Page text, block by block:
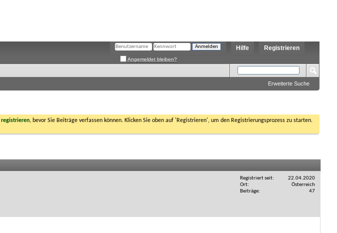
Registrieren
Hilfe
Angemeldet bleiben?
Erweiterte Suche
registrieren, bevor Sie Beiträge verfassen können. Klicken Sie oben auf 'Registrieren', um den Registrierungsprozess zu starten.
Registriert seit
22.04.2020
Ort
Österreich
Beiträge
47